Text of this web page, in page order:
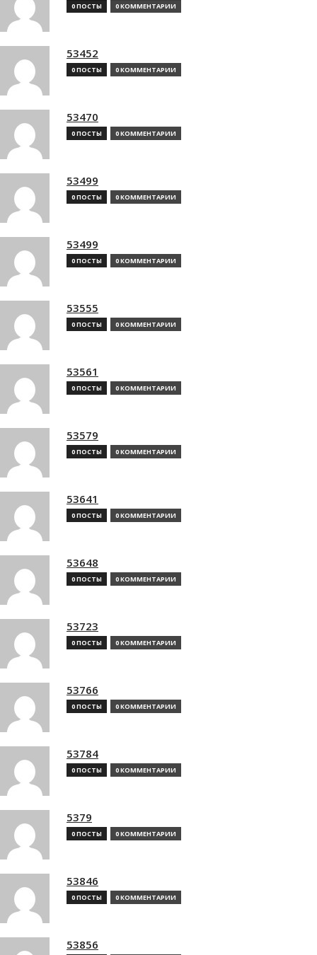
0 ПОСТЫ 0 КОММЕНТАРИИ
53452
0 ПОСТЫ 0 КОММЕНТАРИИ
53470
0 ПОСТЫ 0 КОММЕНТАРИИ
53499
0 ПОСТЫ 0 КОММЕНТАРИИ
53499
0 ПОСТЫ 0 КОММЕНТАРИИ
53555
0 ПОСТЫ 0 КОММЕНТАРИИ
53561
0 ПОСТЫ 0 КОММЕНТАРИИ
53579
0 ПОСТЫ 0 КОММЕНТАРИИ
53641
0 ПОСТЫ 0 КОММЕНТАРИИ
53648
0 ПОСТЫ 0 КОММЕНТАРИИ
53723
0 ПОСТЫ 0 КОММЕНТАРИИ
53766
0 ПОСТЫ 0 КОММЕНТАРИИ
53784
0 ПОСТЫ 0 КОММЕНТАРИИ
5379
0 ПОСТЫ 0 КОММЕНТАРИИ
53846
0 ПОСТЫ 0 КОММЕНТАРИИ
53856